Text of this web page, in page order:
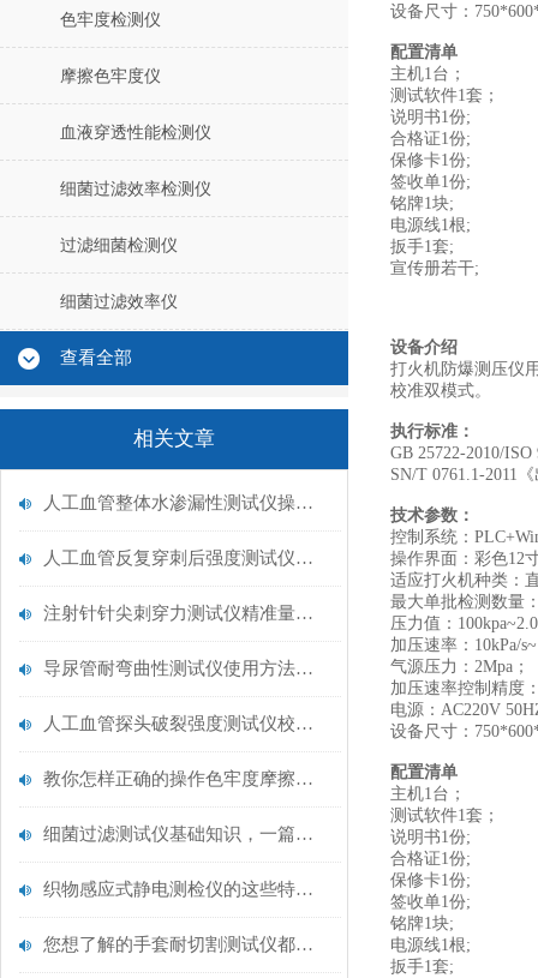
色牢度检测仪
摩擦色牢度仪
血液穿透性能检测仪
细菌过滤效率检测仪
过滤细菌检测仪
细菌过滤效率仪
查看全部
相关文章
人工血管整体水渗漏性测试仪操作中最容易出错的步骤
人工血管反复穿刺后强度测试仪是什么？透析患者的“生命管“质量靠它把关！
注射针针尖刺穿力测试仪精准量化针尖锋利度，构筑临床安全防线
导尿管耐弯曲性测试仪使用方法与操作规范
人工血管探头破裂强度测试仪校准规范：精准赋能医疗安全的技术基准
教你怎样正确的操作色牢度摩擦测试机
细菌过滤测试仪基础知识，一篇搞定
织物感应式静电测检仪的这些特点很少有人都知道
您想了解的手套耐切割测试仪都在这里了
设备尺寸：
配置清单
主机1台；
测试软件1套；
说明书1份;
合格证1份;
保修卡1份;
签收单1份;
铭牌1块;
电源线1根;
扳手1套;
宣传册若干;
设备介绍
打火机防爆测压仪
校准双模式。
执行标准：
GB 25722-2010/
SN/T 0761.1-2011
技术参数：
控制系统：
操作界面：彩色12
适应打火机种类：
最大单批检测数量
压力值：
加压速率：10kPa/
气源压力：2Mpa；
加压速率控制精度
电源：AC220V
设备尺寸：
配置清单
主机1台；
测试软件1套；
说明书1份;
合格证1份;
保修卡1份;
签收单1份;
铭牌1块;
电源线1根;
扳手1套;